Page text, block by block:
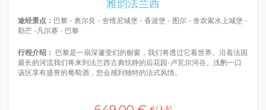
雅韵法兰西
途经景点： 巴黎 - 奥尔良 - 舍维尼城堡 - 香波堡 - 图尔 - 舍农索水上城堡 -
勒芒 -凡尔赛 - 巴黎
行程介绍： 巴黎是一扇深邃变幻的橱窗，我们将透过它看世界。沿着法国
最长的河流我们将来到法兰西古典恬静的后花园-卢瓦尔河谷。浅酌一口
该区享有盛誉的葡萄酒，您会感到独特的法式风情。